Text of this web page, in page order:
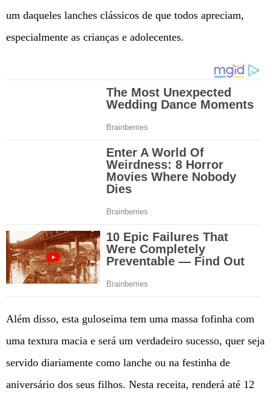
um daqueles lanches clássicos de que todos apreciam,
especialmente as crianças e adolecentes.
Além disso, esta guloseima tem uma massa fofinha com
uma textura macia e será um verdadeiro sucesso, quer seja
servido diariamente como lanche ou na festinha de
aniversário dos seus filhos. Nesta receita, renderá até 12